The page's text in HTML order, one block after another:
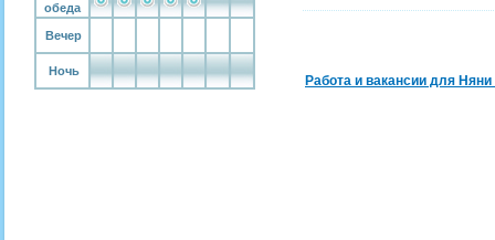
обеда
Вечер
Ночь
Работа и вакансии для